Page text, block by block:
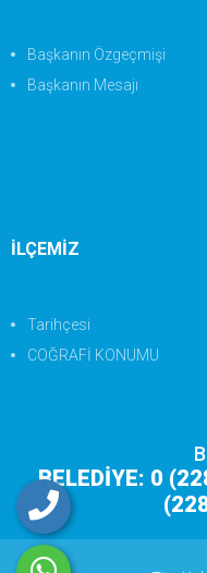
Başkanın Özgeçmişi
Başkanın Mesajı
İLÇEMİZ
Tarihçesi
COĞRAFİ KONUMU
BELEDİYE: 0